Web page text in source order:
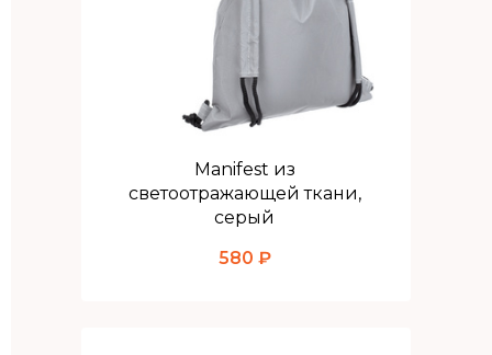
Manifest из
светоотражающей ткани,
серый
580 ₽